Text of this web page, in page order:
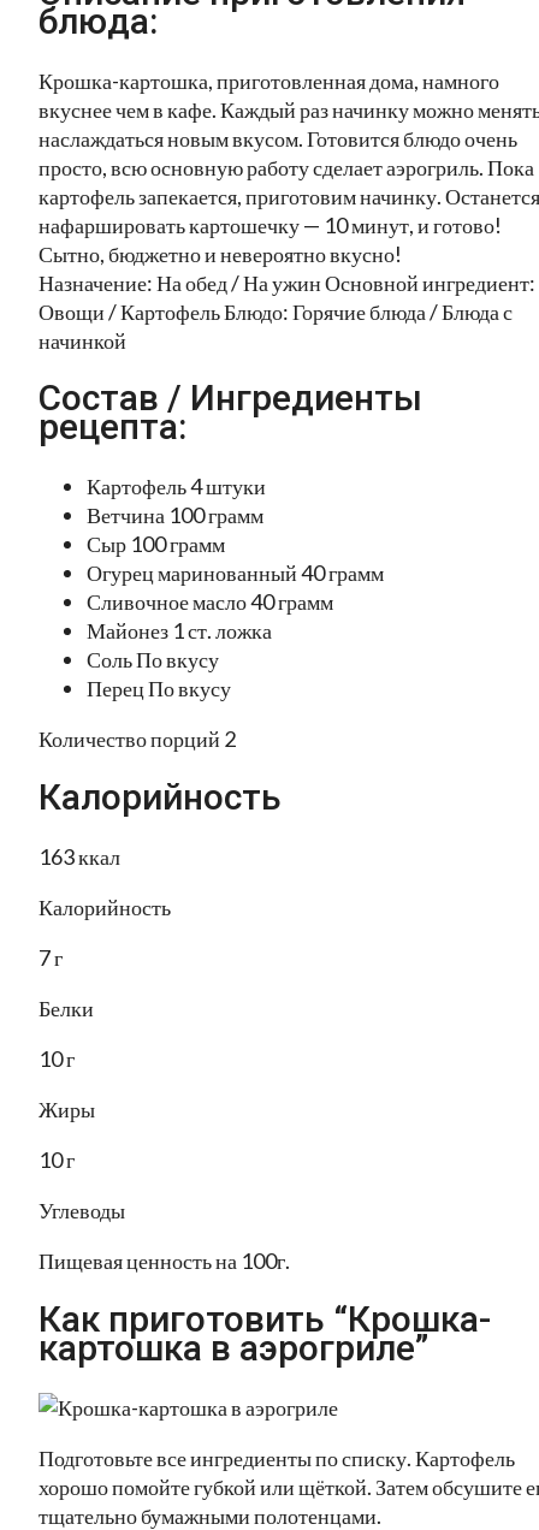
блюда:
Крошка-картошка, приготовленная дома, намного
вкуснее чем в кафе. Каждый раз начинку можно
наслаждаться новым вкусом. Готовится блюдо очень
просто, всю основную работу сделает аэрогриль. Пока
картофель запекается, приготовим начинку. Останется
нафаршировать картошечку — 10 минут, и готово!
Сытно, бюджетно и невероятно вкусно!
Назначение: На обед / На ужин Основной ингредиент:
Овощи / Картофель Блюдо: Горячие блюда / Блюда с
начинкой
Состав / Ингредиенты
рецепта:
Картофель 4 штуки
Ветчина 100 грамм
Сыр 100 грамм
Огурец маринованный 40 грамм
Сливочное масло 40 грамм
Майонез 1 ст. ложка
Соль По вкусу
Перец По вкусу
Количество порций 2
Калорийность
163 ккал
Калорийность
7 г
Белки
10 г
Жиры
10 г
Углеводы
Пищевая ценность на 100г.
Как приготовить “Крошка-
картошка в аэрогриле”
Подготовьте все ингредиенты по списку. Картофель
хорошо помойте губкой или щёткой. Затем обсушите
тщательно бумажными полотенцами.